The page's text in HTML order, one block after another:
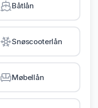
Gjeldsordning
Inkassohjelp
LÅN & KREDITT
Smålån
Lån uten sikkerhet
Kredittkort
Båtlån
Snøscooterlån
Møbellån